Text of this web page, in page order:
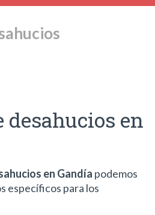
desahucios en
en Gandía podemos
específicos para los